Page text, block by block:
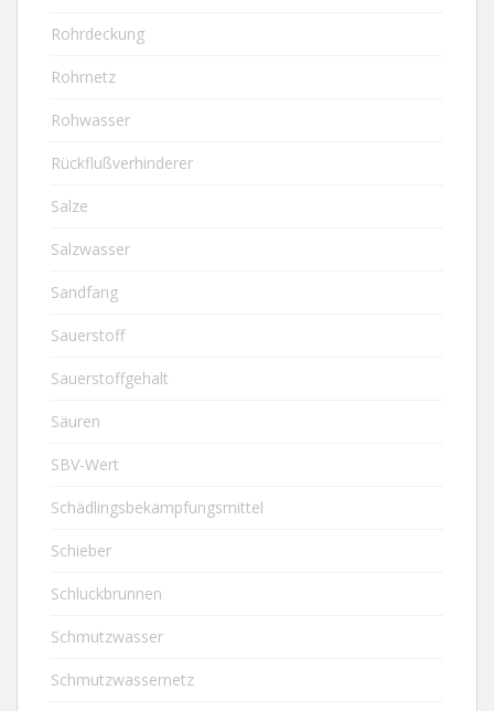
Rohrdeckung
Rohrnetz
Rohwasser
Rückflußverhinderer
Salze
Salzwasser
Sandfang
Sauerstoff
Sauerstoffgehalt
Säuren
SBV-Wert
Schädlingsbekämpfungsmittel
Schieber
Schluckbrunnen
Schmutzwasser
Schmutzwassernetz